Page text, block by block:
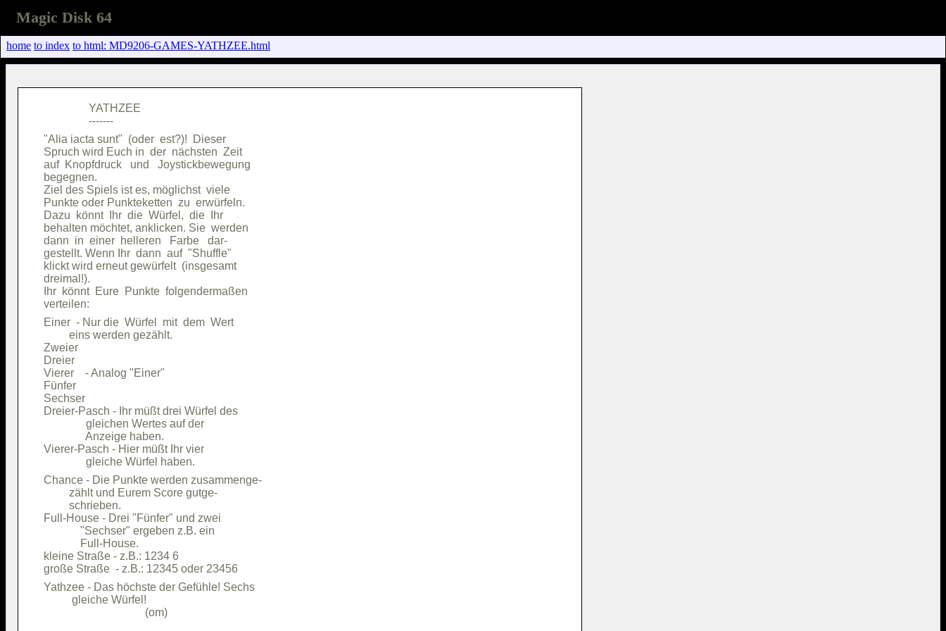
Magic Disk 64
home to index to html: MD9206-GAMES-YATHZEE.html
                YATHZEE
"Alia iacta sunt"  (oder  est?)!  Dieser
Spruch wird Euch in  der  nächsten  Zeit
auf  Knopfdruck   und   Joystickbewegung
begegnen.
Ziel des Spiels ist es, möglichst  viele
Punkte oder Punkteketten  zu  erwürfeln.
Dazu  könnt  Ihr  die  Würfel,  die  Ihr
behalten möchtet, anklicken. Sie  werden
dann  in  einer  helleren   Farbe   dar-
gestellt. Wenn Ihr  dann  auf  "Shuffle"
klickt wird erneut gewürfelt  (insgesamt
dreimal!).
Ihr  könnt  Eure  Punkte  folgendermaßen
Einer  - Nur die  Würfel  mit  dem  Wert
         eins werden gezählt.
Zweier
Dreier
Vierer    - Analog "Einer"
Fünfer
Sechser
Dreier-Pasch - Ihr müßt drei Würfel des
               gleichen Wertes auf der
               Anzeige haben.
Vierer-Pasch - Hier müßt Ihr vier
Chance - Die Punkte werden zusammenge-
         zählt und Eurem Score gutge-
         schrieben.
Full-House - Drei "Fünfer" und zwei
             "Sechser" ergeben z.B. ein
             Full-House.
kleine Straße - z.B.: 1234 6
Yathzee - Das höchste der Gefühle! Sechs
          gleiche Würfel!